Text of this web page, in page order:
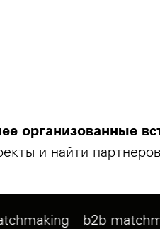
организованные
и найти
matchmaking b2b